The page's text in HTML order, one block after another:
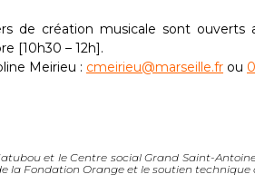
de création musicale sont ouverts
[10h30 – 12h].
Meirieu : cmeirieu@marseille.fr ou
et le Centre social Grand Saint-
la Fondation Orange et le soutien technique